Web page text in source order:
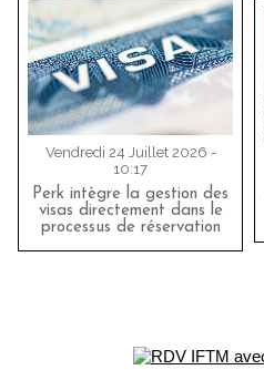
Vendredi 24 Juillet 2026 -
10:17
Perk intègre la gestion des
visas directement dans le
processus de réservation